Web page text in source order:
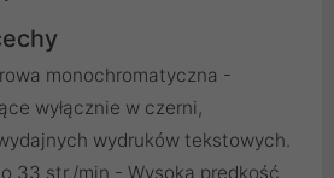
monochromatyczna -
wyłącznie w czerni,
wydruków tekstowych.
33 str./min - Wysoka prędkość